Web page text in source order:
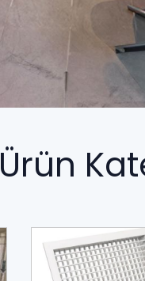
Ürün